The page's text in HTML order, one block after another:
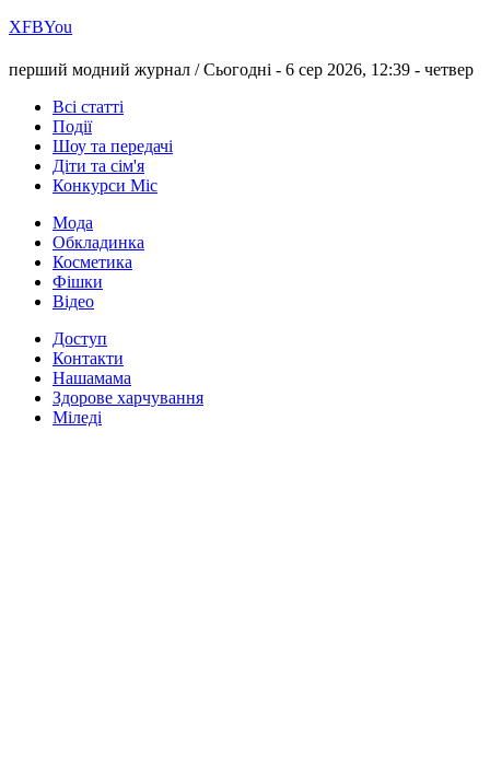
ХFBYou
перший модний журнал /Сьогодні - 6 сер 2026, 12:39 - четвер
Всі статті
Події
Шоу та передачі
Діти та сім'я
Конкурси Міс
Мода
Обкладинка
Косметика
Фішки
Відео
Доступ
Контакти
Нашамама
Здорове харчування
Міледі